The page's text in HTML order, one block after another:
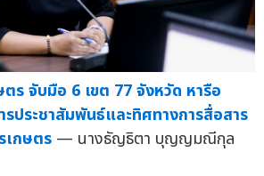
ตร จับมือ 6 เขต 77 จังหวัด หารือ
รประชาสัมพันธ์และทิศทางการสื่อสาร
เกษตร — นางธัญธิตา บุญญมณีกุล